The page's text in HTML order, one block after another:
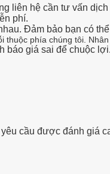
liên hệ cần tư vấn
phí.
Đảm bảo bạn có
phía chúng tôi.
báo giá sai để chuộc lợi.
cầu được đánh giá